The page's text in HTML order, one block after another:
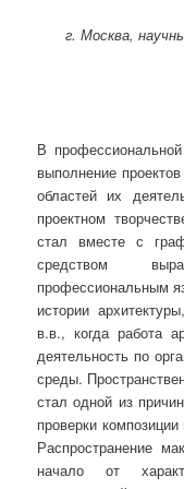
г. Москва,
В
выполнение
областей их
проектном
стал вместе с
средством
профессиональным
истории
в.в., когда работа
деятельность по
среды.
стал одной из
проверки
Распространение
начало от